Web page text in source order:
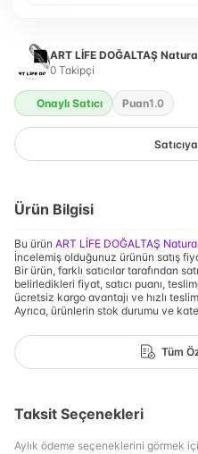
ART LİFE DOĞALTAŞ
0 Takipçi
Onaylı Satıcı Puan1.0
Ürün Bilgisi
Bu ürün ART LİFE DOĞALTAŞ
İncelemiş olduğunuz ürünün satış
Bir ürün, farklı satıcılar tarafından
belirledikleri fiyat, satıcı puanı,
ücretsiz kargo avantajı ve hızlı
Ayrıca, ürünlerin stok durumu ve
Tüm
Taksit Seçenekleri
Aylık ödeme seçeneklerini görmek